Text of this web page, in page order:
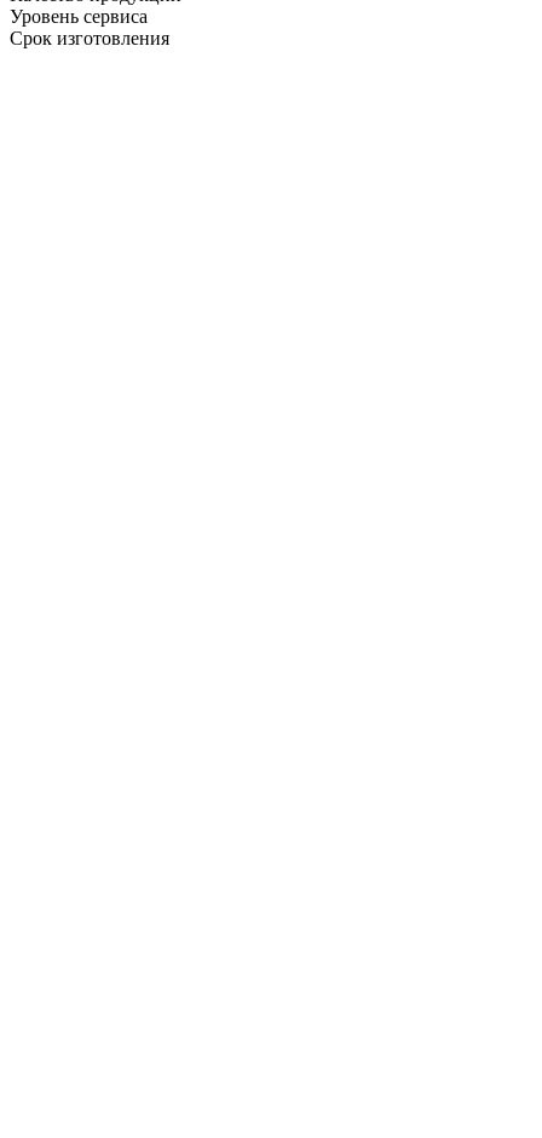
Уровень сервиса
Срок изготовления